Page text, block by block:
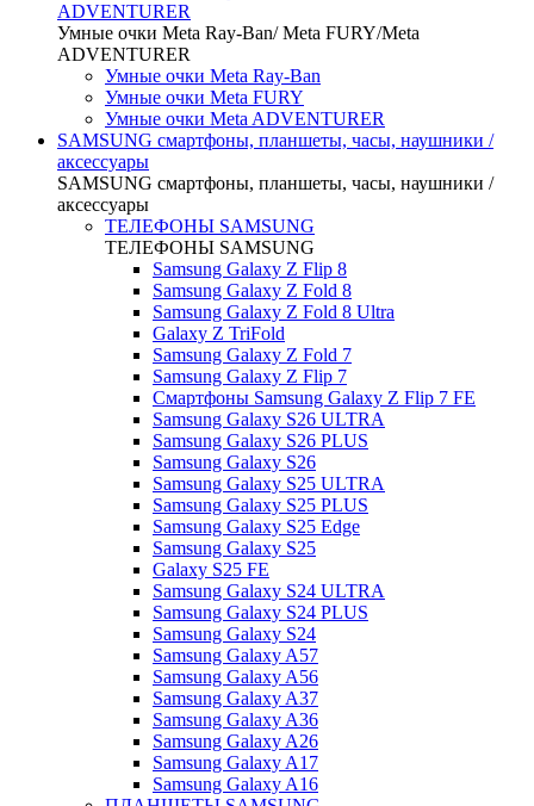
ADVENTURER
Умные очки Meta Ray-Ban/ Meta FURY/Meta
ADVENTURER
Умные очки Meta Ray-Ban
Умные очки Meta FURY
Умные очки Meta ADVENTURER
SAMSUNG cмартфоны, планшеты, часы, наушники /
аксессуары
SAMSUNG cмартфоны, планшеты, часы, наушники /
аксессуары
ТЕЛЕФОНЫ SAMSUNG
ТЕЛЕФОНЫ SAMSUNG
Samsung Galaxy Z Flip 8
Samsung Galaxy Z Fold 8
Samsung Galaxy Z Fold 8 Ultra
Galaxy Z TriFold
Samsung Galaxy Z Fold 7
Samsung Galaxy Z Flip 7
Смартфоны Samsung Galaxy Z Flip 7 FE
Samsung Galaxy S26 ULTRA
Samsung Galaxy S26 PLUS
Samsung Galaxy S26
Samsung Galaxy S25 ULTRA
Samsung Galaxy S25 PLUS
Samsung Galaxy S25 Edge
Samsung Galaxy S25
Galaxy S25 FE
Samsung Galaxy S24 ULTRA
Samsung Galaxy S24 PLUS
Samsung Galaxy S24
Samsung Galaxy A57
Samsung Galaxy A56
Samsung Galaxy A37
Samsung Galaxy A36
Samsung Galaxy A26
Samsung Galaxy A17
Samsung Galaxy A16